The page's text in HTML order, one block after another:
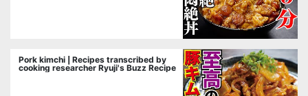
Pork kimchi | Recipes transcribed by
cooking researcher Ryuji's Buzz Recipe